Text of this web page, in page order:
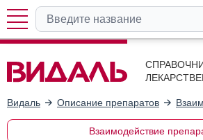
Видаль Описание препаратов
Взаимодействие